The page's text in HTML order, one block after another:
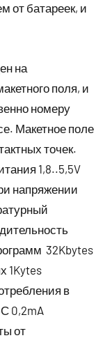
от батареек, и
на
поля, и
номеру
Макетное поле
точек.
1,8..5,5V
напряжении
32Kbytes
1Kytes
в
0,2mA
от